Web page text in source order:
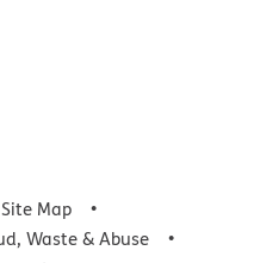
Site Map
Waste & Abuse